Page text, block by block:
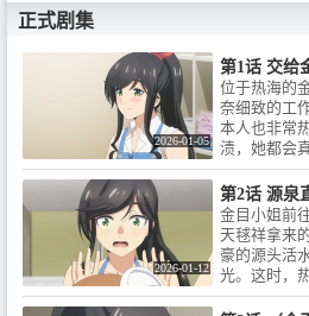
花奈：鈴代紗弓 / ■イントロダク
ション / 温泉が湧き出る海辺の
街・熱海。小さなクリーニング
店を営む金目綿花奈（きんめわ
かな）さんは、明るくて働き者
で温泉が大好きな女の子。彼女
と彼女を巡る人々が織りなす、
ひきこもごもストーリー、始ま
ります。■権利表記 / ©はっとり
みつる／SQUARE ENIX・「綺麗
にしてもらえますか。」製作委
員会 / ©Mitsuru Hattori/SQUARE
※リ
トア
曜22
ービ
送・
がご
作：
ング
ニッ
（オ
成・
ーデ
督：
グル
を公開！■放送情報 / 2026年1月5
日(月)より / TOKYO MX、ABCテ
レビ、SBS、BS朝日、AT-Xにて
順次放送開始！TOKYO MX：1月
5日(月)から 毎週月曜24時00分～
/ ABCテレビ：1月7日(水)から 毎
週水曜26時15分～ ＜水もん＞ /
SBS：1月10日(土)から 毎週土曜
26時08分～ / BS朝日：1月9日
(金)から 毎週金曜23時30分～ /
AT-X：1月5日(月)から 毎週月曜
22時00分～※リピート放送あり /
dアニメストアにて先行配信決
定！dアニメストア：1月5日(月)
から 毎週月曜22時30分～ / 他、
正式剧集
2026-01-05
第1话 交给
位于热海的
奈细致的工
本人也非常
渍，她都会
并认真对待
服的高中生
金目小姐给
2026-01-12
第2话 源泉
金目小姐前
天毬祥拿来
豪的源头活
光。这时，
的陪同下来